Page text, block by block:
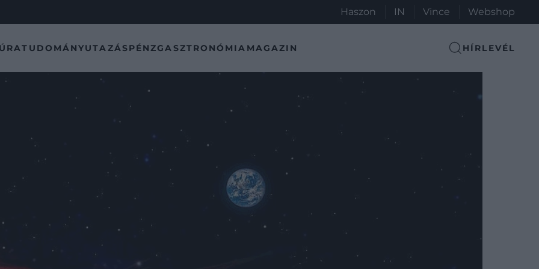
Haszon IN Vince Webshop
TUDOMÁNYUTAZÁSPÉNZGASZTRONÓMIA MAGAZIN HÍRLEVÉL